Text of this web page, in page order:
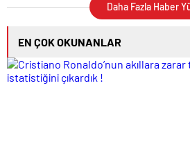
Daha Fazla Haber
EN ÇOK OKUNANLAR